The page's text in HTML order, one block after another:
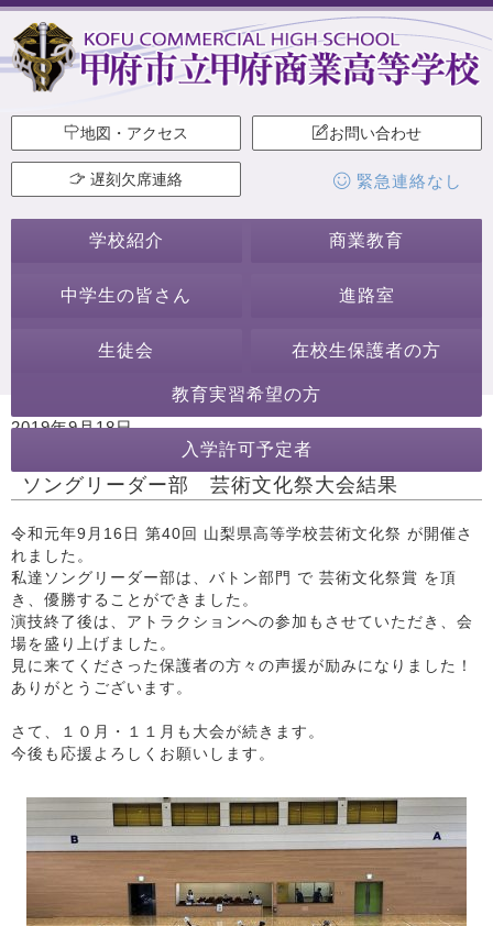
地図・アクセス お問い合わせ
遅刻欠席連絡 緊急連絡なし
学校紹介 商業教育
中学生の皆さん 進路室
生徒会 在校生保護者の方
教育実習希望の方
入学許可予定者
2019年9月18日
★大会結果★ 生徒会・部活動
ソングリーダー部 芸術文化祭大会結果
令和元年9月16日 第40回 山梨県高等学校芸術文化祭 が開催さ
れました。
私達ソングリーダー部は、バトン部門 で 芸術文化祭賞 を頂
き、優勝することができました。
演技終了後は、アトラクションへの参加もさせていただき、会
場を盛り上げました。
見に来てくださった保護者の方々の声援が励みになりました！
ありがとうございます。
さて、１０月・１１月も大会が続きます。
今後も応援よろしくお願いします。